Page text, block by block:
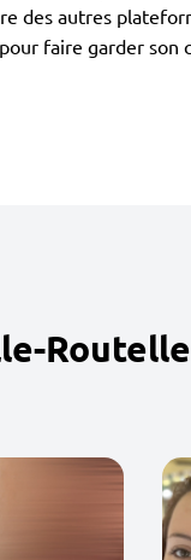
des autres
faire garder son
Routelle